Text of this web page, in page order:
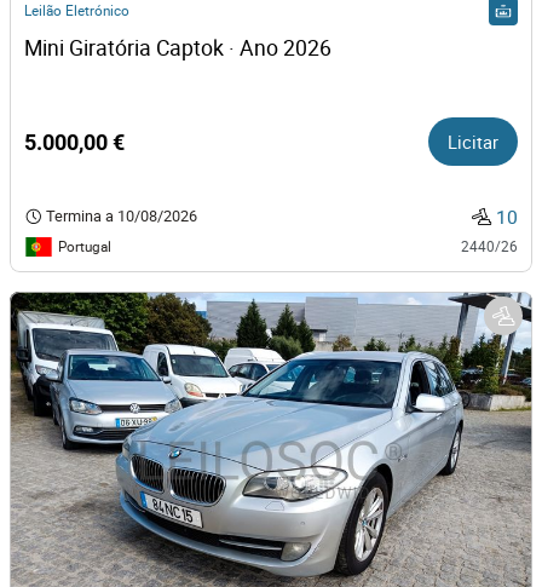
Leilão Eletrónico
Mini Giratória Captok · Ano 2026
5.000,00 € Licitar
Termina a 10/08/2026 10
Portugal 2440/26